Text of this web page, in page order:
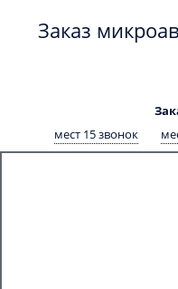
Заказ
мест 15 звонок
обработку